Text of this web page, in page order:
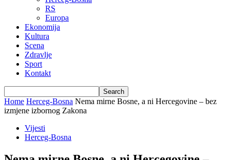
RS
Europa
Ekonomija
Kultura
Scena
Zdravlje
Sport
Kontakt
Home Herceg-Bosna Nema mirne Bosne, a ni Hercegovine – bez
izmjene izbornog Zakona
Vijesti
Herceg-Bosna